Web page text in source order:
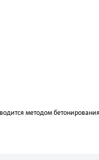
методом